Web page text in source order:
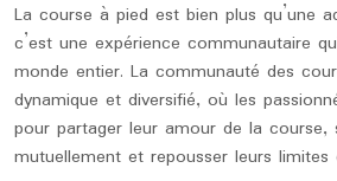
La course à pied est bien plus qu’une
c’est une expérience communautaire
monde entier. La communauté des
dynamique et diversifié, où les
pour partager leur amour de la course,
mutuellement et repousser leurs limites